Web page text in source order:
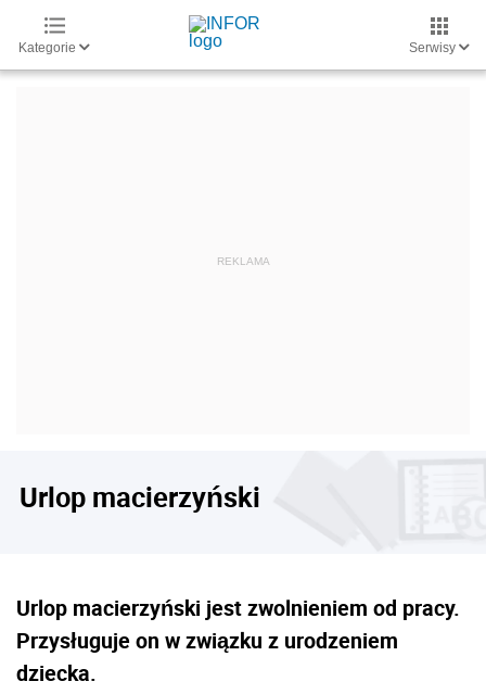
Kategorie Serwisy
Urlop macierzyński
Urlop macierzyński jest zwolnieniem od pracy.
Przysługuje on w związku z urodzeniem
dziecka.